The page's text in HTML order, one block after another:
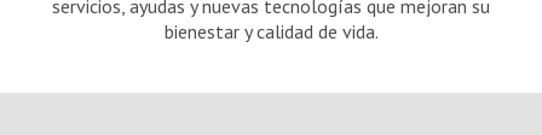
servicios, ayudas y nuevas tecnologías que mejoran su
bienestar y calidad de vida.